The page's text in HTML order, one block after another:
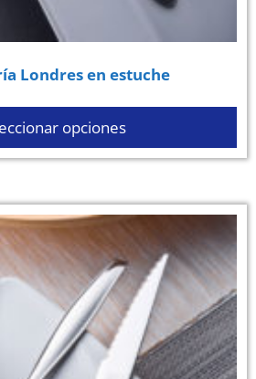
Londres en estuche
opciones